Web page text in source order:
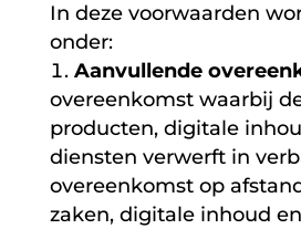
In deze voorwaarden
onder:
Aanvullende
overeenkomst waarbij
producten, digitale
diensten verwerft in
overeenkomst op
zaken, digitale inhoud